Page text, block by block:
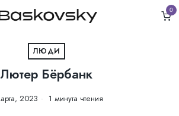
0
ЛЮДИ
Лютер Бёрбанк
2023 1 минута чтения